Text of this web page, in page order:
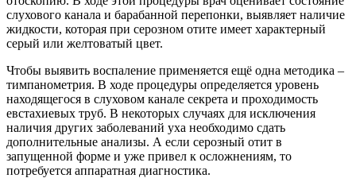
слухового канала и барабанной перепонки, выявляет наличие
жидкости, которая при серозном отите имеет характерный
серый или желтоватый цвет.
Чтобы выявить воспаление применяется ещё одна методика –
тимпанометрия. В ходе процедуры определяется уровень
находящегося в слуховом канале секрета и проходимость
евстахиевых труб. В некоторых случаях для исключения
наличия других заболеваний уха необходимо сдать
дополнительные анализы. А если серозный отит в
запущенной форме и уже привел к осложнениям, то
потребуется аппаратная диагностика.